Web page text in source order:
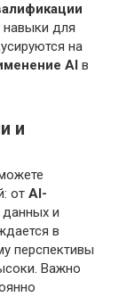
для
на
AI в
и
от AI-
данных и
в
перспективы
Важно